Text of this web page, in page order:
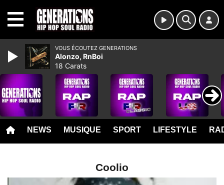
NEWS MUSIQUE SPORT LIFESTYLE
Coolio
VOUS ÉCOUTEZ GENERATIONS
Alonzo, RnBoi
18 Carats